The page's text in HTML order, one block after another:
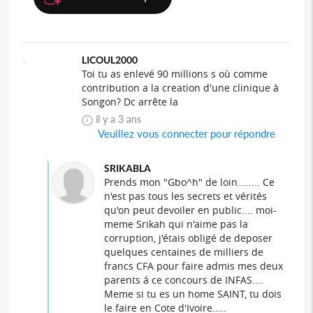
LICOUL2000
Toi tu as enlevé 90 millions s où comme
contribution a la creation d'une clinique à
Songon? Dc arrête la
il y a 3 ans
Veuillez vous connecter pour répondre
SRIKABLA
Prends mon "Gbo^h" de loin........ Ce
n'est pas tous les secrets et vérités
qu'on peut devoiler en public.... moi-
meme Srikah qui n'aime pas la
corruption, j'étais obligé de deposer
quelques centaines de milliers de
francs CFA pour faire admis mes deux
parents á ce concours de INFAS....
Meme si tu es un home SAINT, tu dois
le faire en Cote d'Ivoire.....